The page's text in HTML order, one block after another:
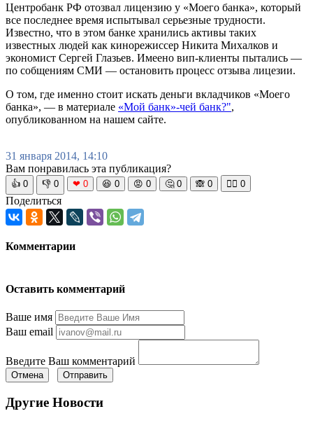
Центробанк РФ отозвал лицензию у «Моего банка», который
все последнее время испытывал серьезные трудности.
Известно, что в этом банке хранились активы таких
известных людей как кинорежиссер Никита Михалков и
экономист Сергей Глазьев. Имеено вип-клиенты пытались —
по собщениям СМИ — остановить процесс отзыва лицезии.
О том, где именно стоит искать деньги вкладчиков «Моего
банка», — в материале «Мой банк»-чей банк?",
опубликованном на нашем сайте.
31 января 2014, 14:10
Вам понравилась эта публикация?
👍 0 👎 0 ❤ 0 😆 0 😡 0 🤔 0 🙈 0 🧘‍♀️ 0
Поделиться
Комментарии
Оставить комментарий
Ваше имя
Ваш email
Введите Ваш комментарий
Отмена Отправить
Другие Новости